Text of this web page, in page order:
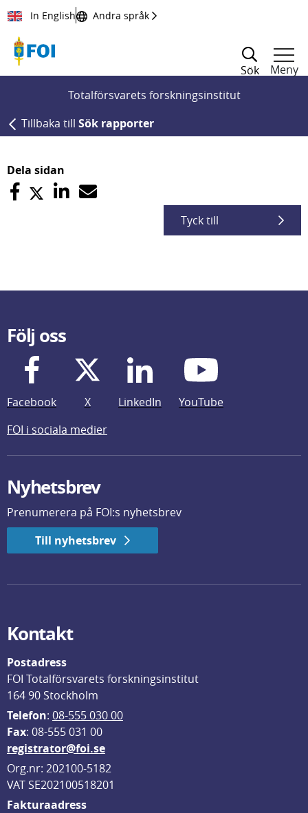
Till innehållet
In English Andra språk
Sök
Meny
Totalförsvarets forskningsinstitut
Tillbaka till Sök rapporter
Dela sidan
Tyck till
Följ oss
Facebook X LinkedIn
YouTube
FOI i sociala medier
Nyhetsbrev
Prenumerera på FOI:s nyhetsbrev
Till nyhetsbrev
Kontakt
Postadress
FOI Totalförsvarets forskningsinstitut
164 90 Stockholm
Telefon: 08-555 030 00
Fax: 08-555 031 00
registrator@foi.se
Org.nr: 202100-5182
VAT SE202100518201
Fakturaadress